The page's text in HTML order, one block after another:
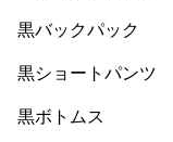
黒バックパック
黒ショートパンツ
黒ボトムス